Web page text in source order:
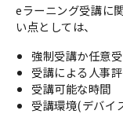
eラーニング受講に
い点としては、
強制受講か任意
受講による人事
受講可能な時間
受講環境(デバイ